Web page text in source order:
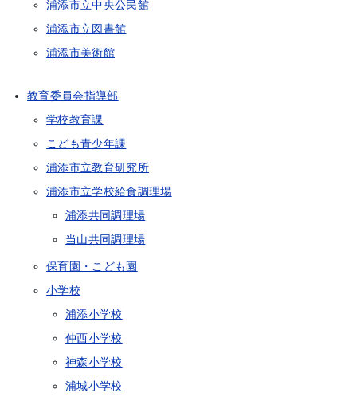
浦添市立中央公民館
浦添市立図書館
浦添市美術館
教育委員会指導部
学校教育課
こども青少年課
浦添市立教育研究所
浦添市立学校給食調理場
浦添共同調理場
当山共同調理場
保育園・こども園
小学校
浦添小学校
仲西小学校
神森小学校
浦城小学校